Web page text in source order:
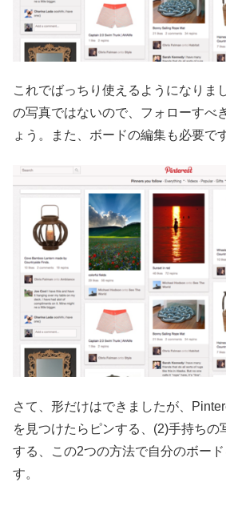
これでばっちり使えるようになりま
の写真ではないので、フォローすべ
ょう。また、ボードの編集も必要です
さて、形だけはできましたが、
を見つけたらピンする、(2)手持ちの
する、この2つの方法で自分のボー
す。